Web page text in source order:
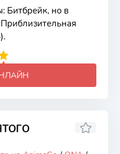
Битбрейк, но в